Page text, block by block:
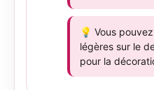
💡 Vous
légères sur le
pour la